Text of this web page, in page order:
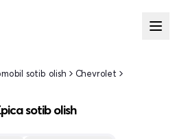
sotib olish
Chevrolet
sotib olish